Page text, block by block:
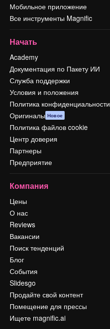
Мобильное приложение
Все инструменты Magnific
Начать
Academy
Документация по Пакету ИИ
Служба поддержки
Условия и положения
Политика конфиденциальности
Оригиналы Новое
Политика файлов cookie
Центр доверия
Партнеры
Предприятие
Компания
Цены
О нас
Reviews
Вакансии
Поиск тенденций
Блог
События
Slidesgo
Продайте свой контент
Помещение для прессы
Ищете magnific.ai